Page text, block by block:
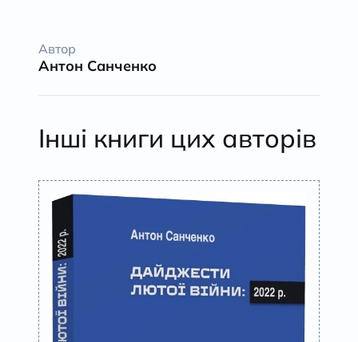
Автор
Антон Санченко
Інші книги цих авторів